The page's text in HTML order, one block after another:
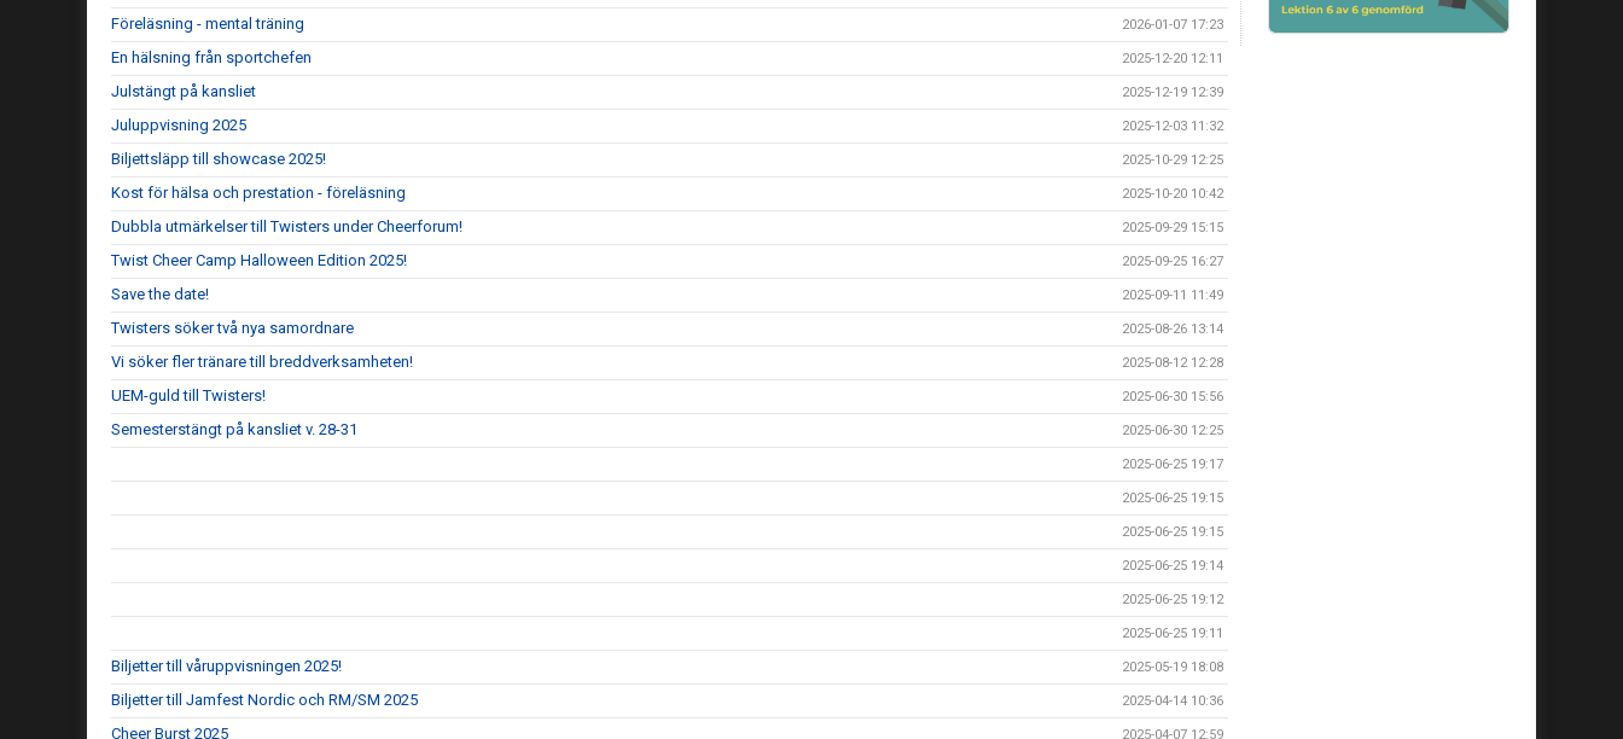
Föreläsning - mental träning 2026-01-07 17:23
En hälsning från sportchefen 2025-12-20 12:11
Julstängt på kansliet 2025-12-19 12:39
Juluppvisning 2025 2025-12-03 11:32
Biljettsläpp till showcase 2025! 2025-10-29 12:25
Kost för hälsa och prestation - föreläsning 2025-10-20 10:42
Dubbla utmärkelser till Twisters under Cheerforum! 2025-09-29 15:15
Twist Cheer Camp Halloween Edition 2025! 2025-09-25 16:27
Save the date! 2025-09-11 11:49
Twisters söker två nya samordnare 2025-08-26 13:14
Vi söker fler tränare till breddverksamheten! 2025-08-12 12:28
UEM-guld till Twisters! 2025-06-30 15:56
Semesterstängt på kansliet v. 28-31 2025-06-30 12:25
2025-06-25 19:17
2025-06-25 19:15
2025-06-25 19:15
2025-06-25 19:14
2025-06-25 19:12
2025-06-25 19:11
Biljetter till våruppvisningen 2025! 2025-05-19 18:08
Biljetter till Jamfest Nordic och RM/SM 2025 2025-04-14 10:36
Cheer Burst 2025 2025-04-07 12:59